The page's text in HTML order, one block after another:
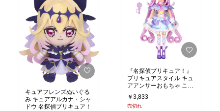
キュアフレンズぬいぐる
み キュアアルカナ・シャ
ドウ 名探偵プリキュア！
『名探偵プリキュア！』
プリキュアスタイル キュ
アアンサーおもちゃ こど
も 子供 女の子 人形遊び
3歳
￥3,833
売切れ